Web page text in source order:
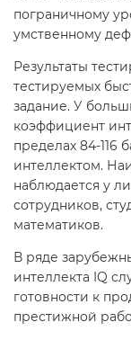
пограничному
умственному
Результаты
тестируемых
задание. У
коэффициент
пределах 84-116
интеллектом.
наблюдается у
сотрудников,
математиков.
В ряде
интеллекта IQ
готовности к
престижной